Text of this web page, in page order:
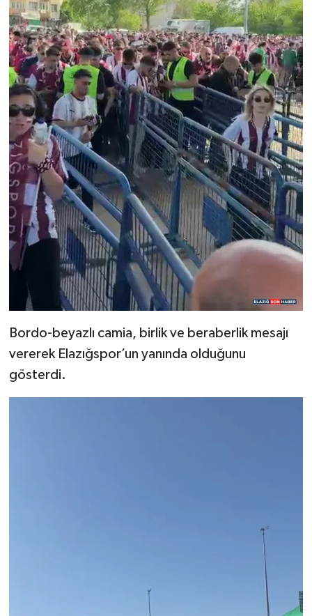
Bordo-beyazlı camia, birlik ve beraberlik mesajı
vererek Elazığspor’un yanında olduğunu
gösterdi.